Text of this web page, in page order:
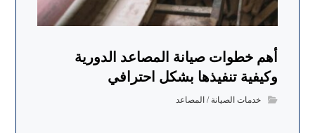
أهم خطوات صيانة المصاعد الدورية
وكيفية تنفيذها بشكل احترافي
خدمات الصيانة / المصاعد